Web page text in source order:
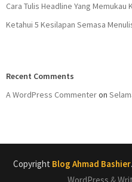
Cara Tulis Headline Yang Memukau
Ketahui 5 Kesilapan Semasa
Recent Comments
A WordPress Commenteron
Copyright Blog Ahmad Bashier